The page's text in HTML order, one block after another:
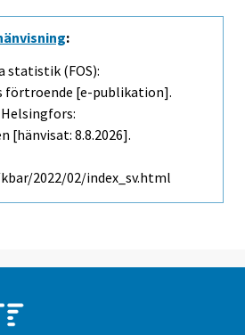
:
statistik (FOS):
förtroende [e-publikation].
Helsingfors:
[hänvisat: 8.8.2026].
2022/02/index_sv.html